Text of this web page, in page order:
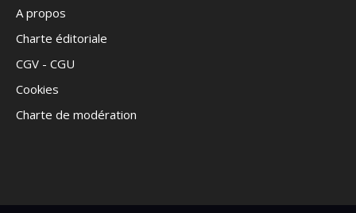
A propos
Charte éditoriale
CGV - CGU
Cookies
Charte de modération